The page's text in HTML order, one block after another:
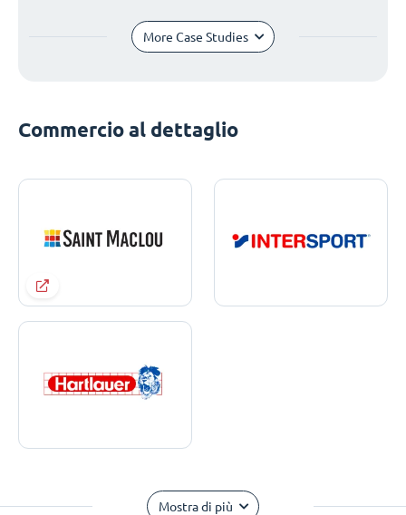
More Case Studies
Commercio al dettaglio
Mostra di più